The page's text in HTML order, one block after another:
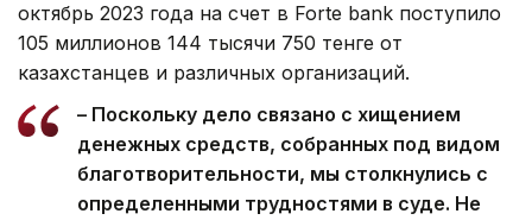
октябрь 2023 года на счет в Forte bank поступило
105 миллионов 144 тысячи 750 тенге от
казахстанцев и различных организаций.
– Поскольку дело связано с хищением
денежных средств, собранных под видом
благотворительности, мы столкнулись с
определенными трудностями в суде. Не